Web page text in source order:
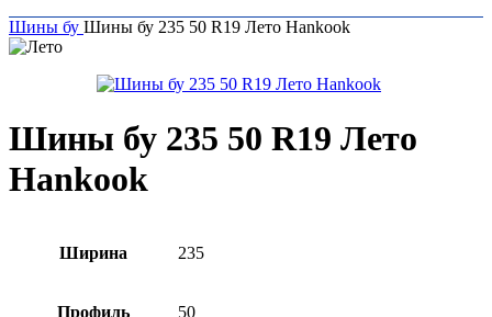
Шины бу Шины бу 235 50 R19 Лето Hankook
Шины бу 235 50 R19 Лето
Hankook
Ширина 235
Профиль 50